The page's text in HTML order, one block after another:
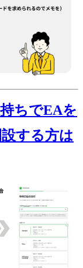
ちでEAを
する方は